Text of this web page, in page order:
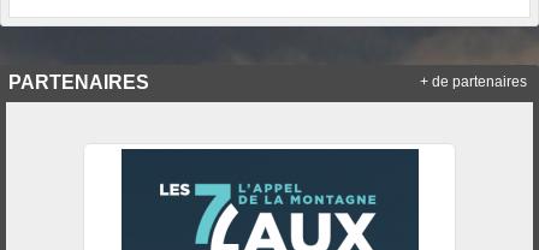
PARTENAIRES + de partenaires